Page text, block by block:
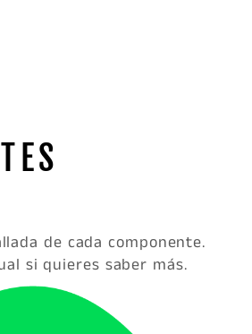
de cada componente.
si quieres saber más.